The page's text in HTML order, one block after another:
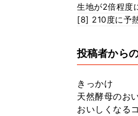
生地が2倍程度
[8] 210度に予
投稿者から
きっかけ
天然酵母のお
おいしくなる